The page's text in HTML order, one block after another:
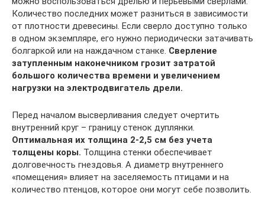
Количество последних может разниться в зависимости
от плотности древесины. Если сверло доступно только
в одном экземпляре, его нужно периодически затачивать
болгаркой или на наждачном станке. Сверление
затупленным наконечником грозит затратой
большого количества времени и увеличением
нагрузки на электродвигатель дрели.
Перед началом высверливания следует очертить
внутренний круг – границу стенок дуплянки.
Оптимальная их толщина 2-2,5 см без учета
толщены коры. Толщина стенки обеспечивает
долговечность гнездовья. А диаметр внутреннего
«помещения» влияет на заселяемость птицами и на
количество птенцов, которое они могут себе позволить.